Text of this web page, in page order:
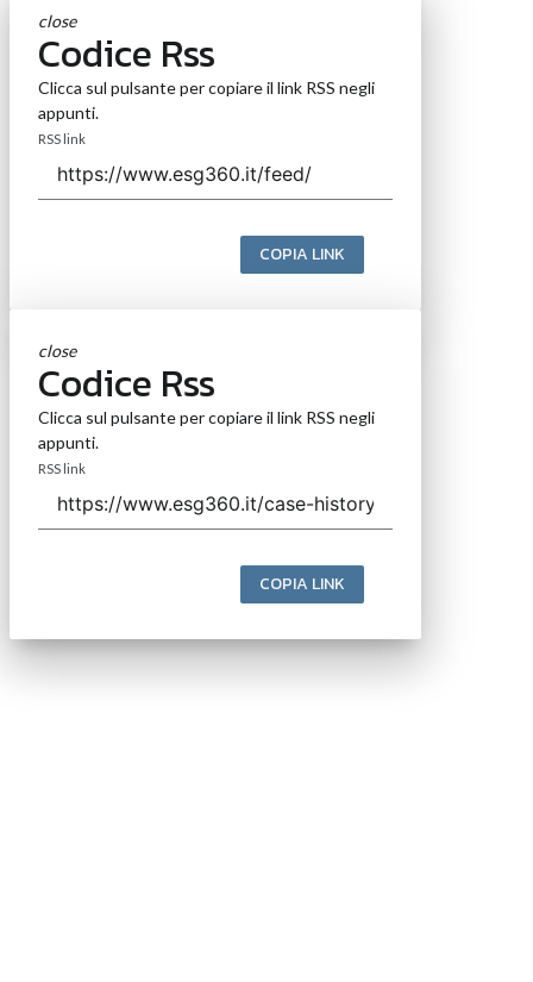
close
Codice Rss
Clicca sul pulsante per copiare il link RSS negli
appunti.
RSS link
COPIA LINK
close
Codice Rss
Clicca sul pulsante per copiare il link RSS negli
appunti.
RSS link
COPIA LINK